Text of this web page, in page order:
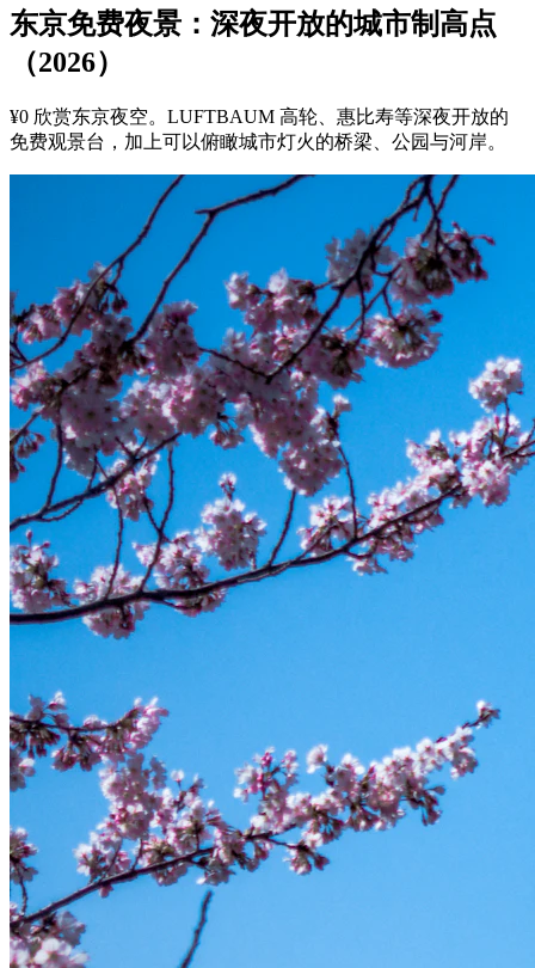
东京免费夜景：深夜开放的城市制高点
（2026）
¥0 欣赏东京夜空。LUFTBAUM 高轮、惠比寿等深夜开放的
免费观景台，加上可以俯瞰城市灯火的桥梁、公园与河岸。